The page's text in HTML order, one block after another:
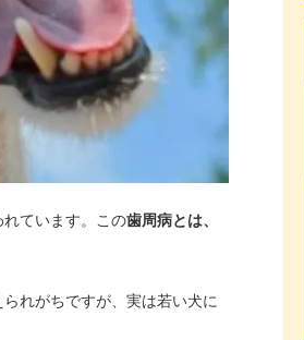
れています。この歯周病とは、
れがちですが、実は若い犬に